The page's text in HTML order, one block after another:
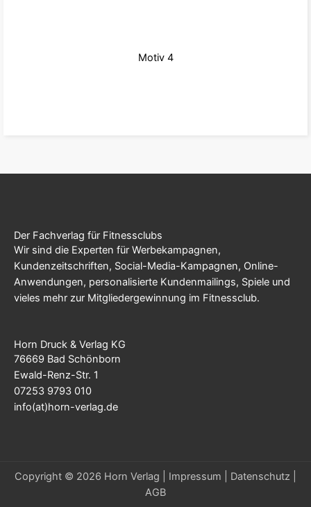
Motiv 4
Der Fachverlag für Fitnessclubs
Wir sind die Experten für Werbekampagnen,
Kundenzeitschriften, Social-Media-Kampagnen, Online-
Anwendungen, personalisierte Kundenmailings, Spiele und
vieles mehr zur Mitgliedergewinnung im Fitnessclub.
Horn Druck & Verlag KG
76669 Bad Schönborn
Ewald-Renz-Str. 1
07253 9793 010
info(at)horn-verlag.de
Copyright © 2026 Horn Verlag | Impressum Datenschutz
AGB